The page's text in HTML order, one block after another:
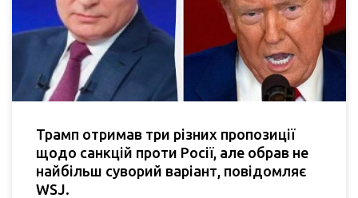
Трамп отримав три різних пропозиції
щодо санкцій проти Росії, але обрав не
найбільш суворий варіант, повідомляє
WSJ.